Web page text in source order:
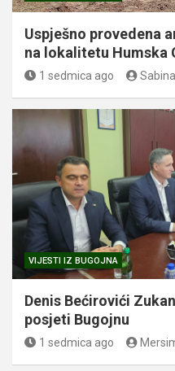
Uspješno provedena
na lokalitetu Humska
1 sedmica ago
VIJESTI IZ BUGOJNA
Denis Bećirovići
posjeti Bugojnu
1 sedmica ago